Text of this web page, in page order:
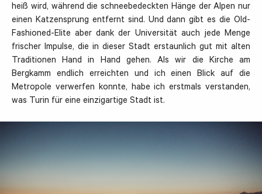
heiß wird, während die schneebedeckten Hänge der Alpen nur
einen Katzensprung entfernt sind. Und dann gibt es die Old-
Fashioned-Elite aber dank der Universität auch jede Menge
frischer Impulse, die in dieser Stadt erstaunlich gut mit alten
Traditionen Hand in Hand gehen. Als wir die Kirche am
Bergkamm endlich erreichten und ich einen Blick auf die
Metropole verwerfen konnte, habe ich erstmals verstanden,
was Turin für eine einzigartige Stadt ist.